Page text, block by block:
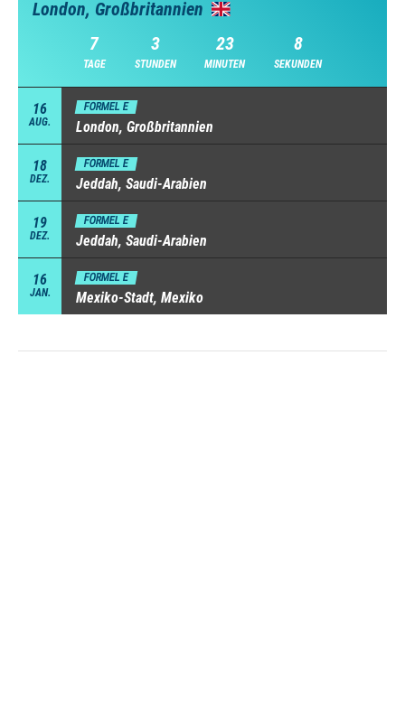
London, Großbritannien
7
TAGE
3
STUNDEN
23
MINUTEN
7
SEKUNDEN
16
AUG.
FORMEL E
London, Großbritannien
18
DEZ.
FORMEL E
Jeddah, Saudi-Arabien
19
DEZ.
FORMEL E
Jeddah, Saudi-Arabien
16
JAN.
FORMEL E
Mexiko-Stadt, Mexiko